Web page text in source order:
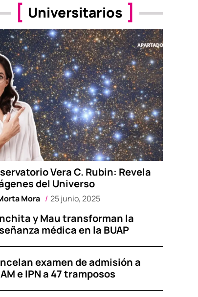
Universitarios
Vera C. Rubin: Revela
del Universo
Mora 25 junio, 2025
y Mau transforman la
médica en la BUAP
examen de admisión a
e IPN a 47 tramposos